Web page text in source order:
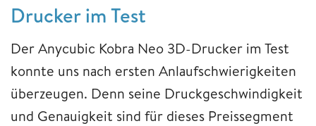
Drucker im Test
Der Anycubic Kobra Neo 3D-Drucker im Test
konnte uns nach ersten Anlaufschwierigkeiten
überzeugen. Denn seine Druckgeschwindigkeit
und Genauigkeit sind für dieses Preissegment